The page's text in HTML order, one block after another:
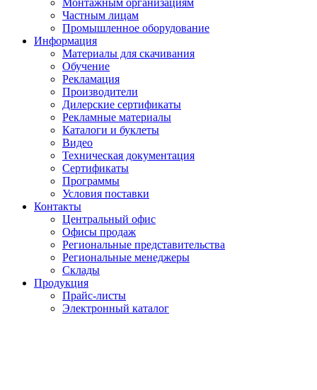
Частным лицам
Промышленное оборудование
Информация
Материалы для скачивания
Обучение
Рекламация
Производители
Дилерские сертификаты
Рекламные материалы
Каталоги и буклеты
Видео
Техническая документация
Сертификаты
Программы
Условия поставки
Контакты
Центральный офис
Офисы продаж
Региональные представительства
Региональные менеджеры
Склады
Продукция
Прайс-листы
Электронный каталог